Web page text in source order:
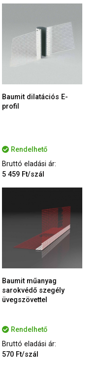
Baumit dilatációs E-
profil
Rendelhető
Bruttó eladási ár:
5 459 Ft/szál
Baumit műanyag
sarokvédő szegély
üvegszövettel
Rendelhető
Bruttó eladási ár:
570 Ft/szál